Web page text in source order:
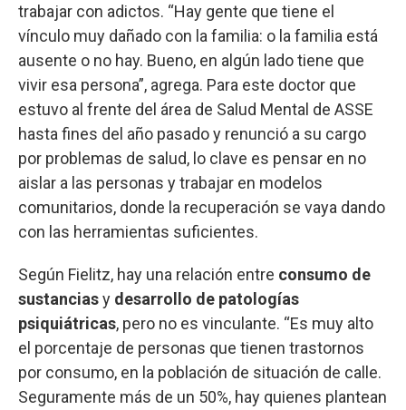
trabajar con adictos. “Hay gente que tiene el
vínculo muy dañado con la familia: o la familia está
ausente o no hay. Bueno, en algún lado tiene que
vivir esa persona”, agrega. Para este doctor que
estuvo al frente del área de Salud Mental de ASSE
hasta fines del año pasado y renunció a su cargo
por problemas de salud, lo clave es pensar en no
aislar a las personas y trabajar en modelos
comunitarios, donde la recuperación se vaya dando
con las herramientas suficientes.
Según Fielitz, hay una relación entre consumo de
sustanciasy desarrollo de patologías
psiquiátricas, pero no es vinculante. “Es muy alto
el porcentaje de personas que tienen trastornos
por consumo, en la población de situación de calle.
Seguramente más de un 50%, hay quienes plantean